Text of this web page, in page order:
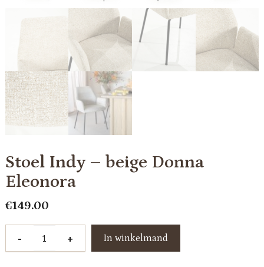
Stoel Indy – beige Donna
Eleonora
€149.00
- + In winkelmand